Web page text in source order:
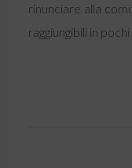
rinunciare alla
raggiungibili in pochi